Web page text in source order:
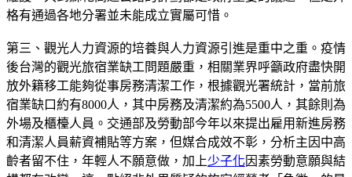
格有通過各地分署並未能成立實屬可惜。
第三、觀光人力資源的培養與人力資源引進是重中之重。疫情
後台灣的觀光旅宿業缺工問題嚴重，相關業界呼籲政府盡快開
放外籍移工能夠從事房務清潔工作，根據觀光署統計，當前旅
宿業缺口約有8000人，其中房務及清潔約為5500人，其餘則為
外場及櫃檯人員。交通部及勞動部今年以來提出雇用新進房務
和清潔人員薪資補貼等方案，但媒合成效不彰，分析主因中高
齡者留不住，年輕人不願意做，加上少子化因素勞動意願與結